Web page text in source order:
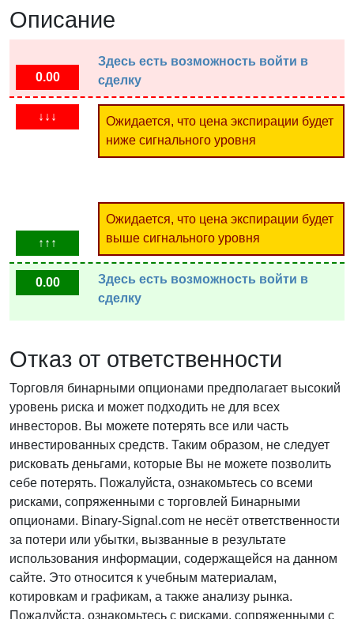
Описание
0.00
Здесь есть возможность войти в
сделку
↓↓↓
Ожидается, что цена экспирации будет
ниже сигнального уровня
↑↑↑
Ожидается, что цена экспирации будет
выше сигнального уровня
0.00
Здесь есть возможность войти в
сделку
Отказ от ответственности
Торговля бинарными опционами предполагает высокий
уровень риска и может подходить не для всех
инвесторов. Вы можете потерять все или часть
инвестированных средств. Таким образом, не следует
рисковать деньгами, которые Вы не можете позволить
себе потерять. Пожалуйста, ознакомьтесь со всеми
рисками, сопряженными с торговлей Бинарными
опционами. Binary-Signal.com не несёт ответственности
за потери или убытки, вызванные в результате
использования информации, содержащейся на данном
сайте. Это относится к учебным материалам,
котировкам и графикам, а также анализу рынка.
Пожалуйста, ознакомьтесь с рисками, сопряженными с